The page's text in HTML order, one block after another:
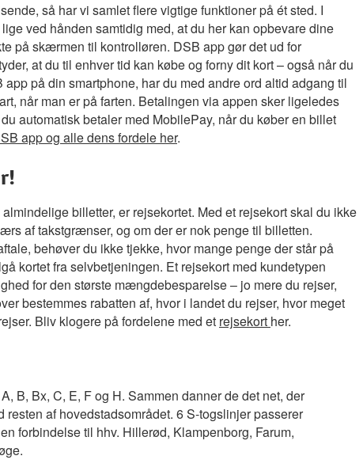
så har vi samlet flere vigtige funktioner på ét sted. I
ved hånden samtidig med, at du her kan opbevare dine
på skærmen til kontrolløren. DSB app gør det ud for
at du til enhver tid kan købe og forny dit kort – også når du
på din smartphone, har du med andre ord altid adgang til
når man er på farten. Betalingen via appen sker ligeledes
automatisk betaler med MobilePay, når du køber en billet
app og alle dens fordele her.
billetter, er rejsekortet. Med et rejsekort skal du ikke
af takstgrænser, og om der er nok penge til billetten.
behøver du ikke tjekke, hvor mange penge der står på
kortet fra selvbetjeningen. Et rejsekort med kundetypen
for den største mængdebesparelse – jo mere du rejser,
bestemmes rabatten af, hvor i landet du rejser, hvor meget
Bliv klogere på fordelene med et rejsekort her.
B, Bx, C, E, F og H. Sammen danner de det net, der
af hovedstadsområdet. 6 S-togslinjer passerer
forbindelse til hhv. Hillerød, Klampenborg, Farum,